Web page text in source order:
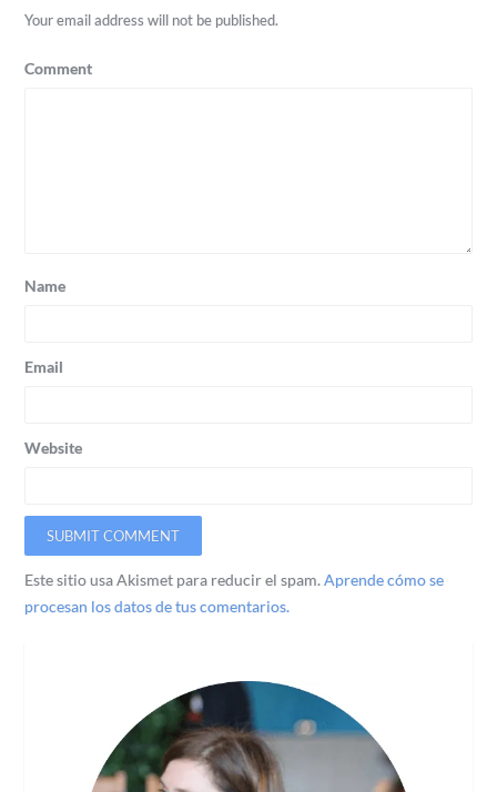
Your email address will not be published.
Comment
Name
Email
Website
Este sitio usa Akismet para reducir el spam.Aprende cómo se
procesan los datos de tus comentarios.